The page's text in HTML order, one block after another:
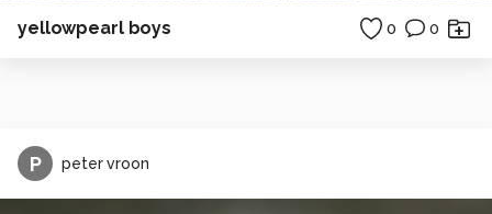
yellowpearl boys 0 0
P peter vroon